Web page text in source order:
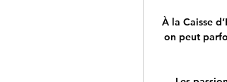
À la Caisse
on peut